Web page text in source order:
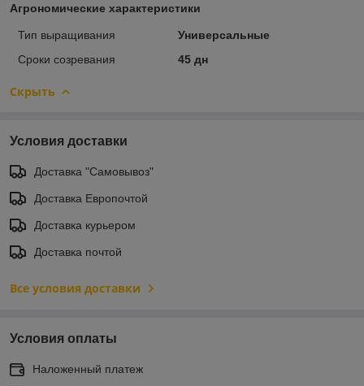
Агрономические характеристики
Тип выращивания
Универсальные
Сроки созревания
45 дн
Скрыть
Условия доставки
Доставка "Самовывоз"
Доставка Европочтой
Доставка курьером
Доставка почтой
Все условия доставки
Условия оплаты
Наложенный платеж